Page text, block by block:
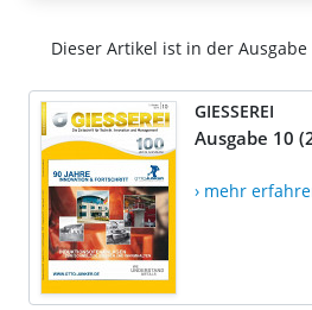
Dieser Artikel ist in der Ausgabe
GIESSEREI
Ausgabe 10
› mehr